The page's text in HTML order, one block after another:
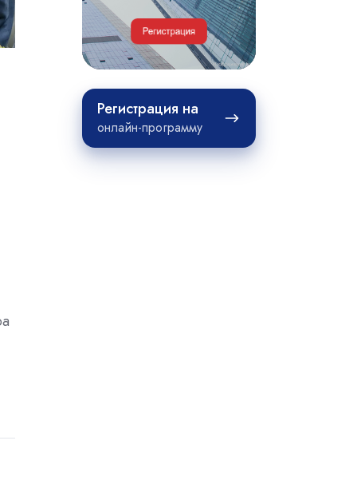
недвижимости
Регистрация на
онлайн-программу
Регистрация